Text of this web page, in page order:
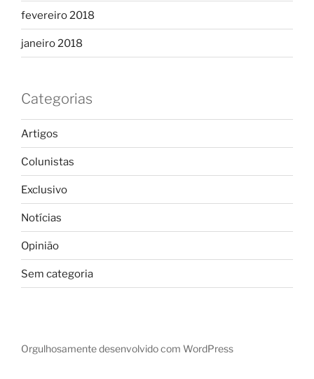
fevereiro 2018
janeiro 2018
Categorias
Artigos
Colunistas
Exclusivo
Notícias
Opinião
Sem categoria
Orgulhosamente desenvolvido com WordPress